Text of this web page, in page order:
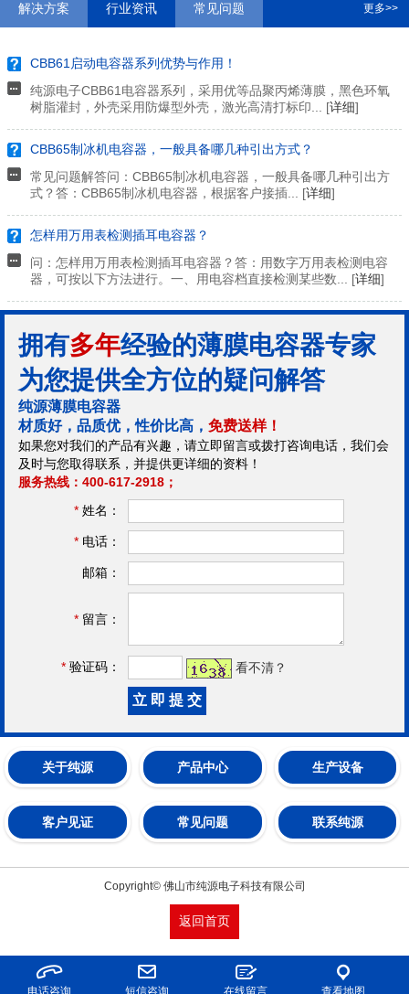
解决方案 行业资讯 常见问题 更多>>
CBB61启动电容器系列优势与作用！
纯源电子CBB61电容器系列，采用优等品聚丙烯薄膜，黑色环氧
树脂灌封，外壳采用防爆型外壳，激光高清打标印... [详细]
CBB65制冰机电容器，一般具备哪几种引出方式？
常见问题解答问：CBB65制冰机电容器，一般具备哪几种引出方
式？答：CBB65制冰机电容器，根据客户接插... [详细]
怎样用万用表检测插耳电容器？
问：怎样用万用表检测插耳电容器？答：用数字万用表检测电容
器，可按以下方法进行。一、用电容档直接检测某些数... [详细]
拥有多年经验的薄膜电容器专家
为您提供全方位的疑问解答
纯源薄膜电容器
材质好，品质优，性价比高， 免费送样！
如果您对我们的产品有兴趣，请立即留言或拨打咨询电话，我们会
及时与您取得联系，并提供更详细的资料！
服务热线：400-617-2918；
* 姓名：
* 电话：
邮箱：
* 留言：
* 验证码： 看不清？
关于纯源 产品中心 生产设备
客户见证 常见问题 联系纯源
Copyright© 佛山市纯源电子科技有限公司
返回首页
电话咨询 短信咨询 在线留言 查看地图